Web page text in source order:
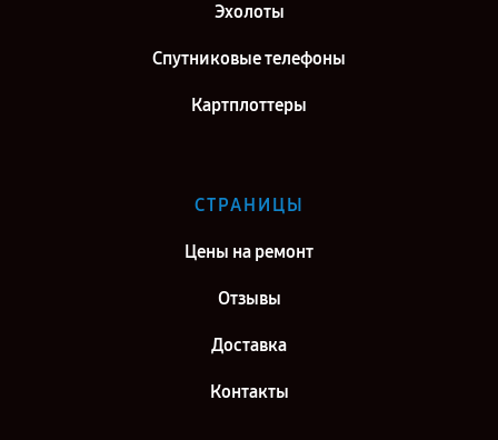
Эхолоты
Спутниковые телефоны
Картплоттеры
СТРАНИЦЫ
Цены на ремонт
Отзывы
Доставка
Контакты